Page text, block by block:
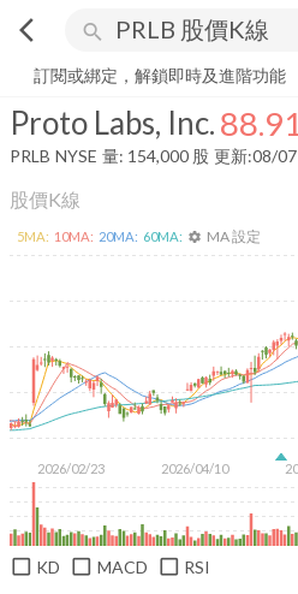
arrow_back_ios search
Proto Labs, Inc. 88.91 +1.14%
訂閱或綁定，解鎖即時及進階功能
Proto Labs, Inc.
PRLB NYSE 量: 154,000 股 更新:08/
股價K線
2026/02/23 2026/04/10
5MA: 10MA: 20MA: 60MA: settings MA 設定
KD MACD RSI